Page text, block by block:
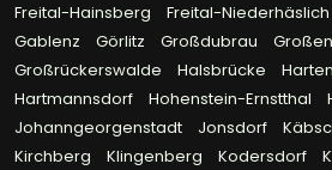
Freital-Hainsberg
Freital-Niederhäslich
Gablenz
Görlitz Großdubrau
Großrückerswalde
Halsbrücke
Hartmannsdorf
Hohenstein-Ernstthal
Johanngeorgenstadt
Jonsdorf
Kirchberg
Klingenberg Kodersdorf